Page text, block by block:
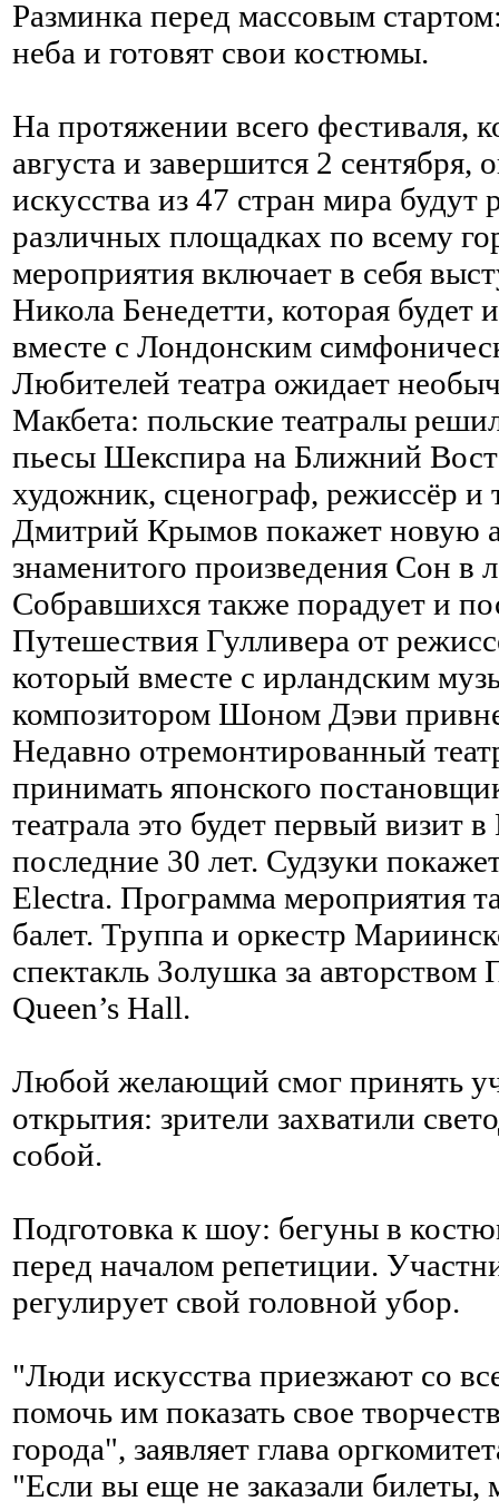
Разминка перед массовым
неба и готовят свои костюмы.
На протяжении всего фестиваля,
августа и завершится 2 сентября,
искусства из 47 стран мира будут
различных площадках по всему
мероприятия включает в себя
Никола Бенедетти, которая будет
вместе с Лондонским
Любителей театра ожидает
Макбета: польские театралы
пьесы Шекспира на Ближний
художник, сценограф, режиссёр и
Дмитрий Крымов покажет новую
знаменитого произведения Сон в
Собравшихся также порадует и
Путешествия Гулливера от
который вместе с ирландским
композитором Шоном Дэви
Недавно отремонтированный
принимать японского
театрала это будет первый визит
последние 30 лет. Судзуки
Electra. Программа мероприятия
балет. Труппа и оркестр
спектакль Золушка за авторством
Queen’s Hall.
Любой желающий смог принять
открытия: зрители захватили
собой.
Подготовка к шоу: бегуны в
перед началом репетиции.
регулирует свой головной убор.
"Люди искусства приезжают со
помочь им показать свое
города", заявляет глава
"Если вы еще не заказали билеты,